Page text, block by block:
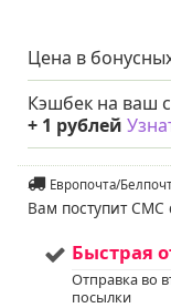
Примечание:
Услуга:
Цена в
Кэшбек на ваш
+ 1 рублей
Европочта/
Вам поступит СМС
Быстрая
Отправка во
посылки